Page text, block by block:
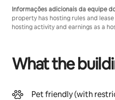
Informações adicionais da equipe
property has hosting rules and
hosting activity and earnings as a
What the
Pet friendly (with